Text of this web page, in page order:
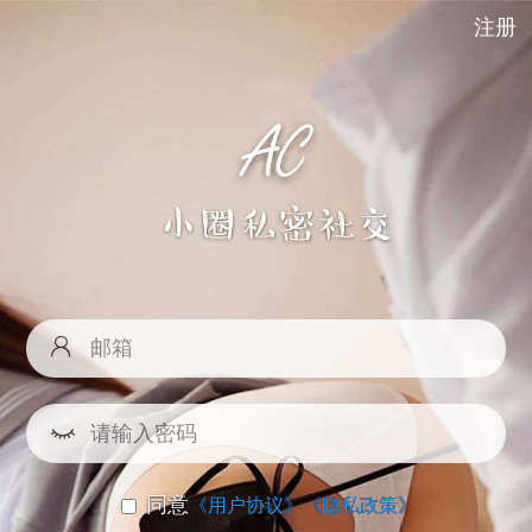
注册
同意《用户协议》《隐私政策》